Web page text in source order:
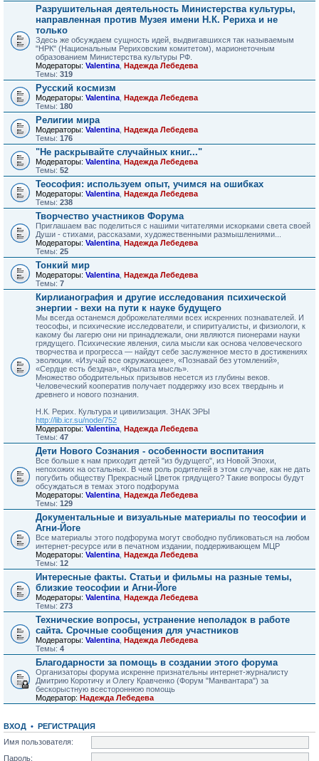
Разрушительная деятельность Министерства культуры,
направленная против Музея имени Н.К. Рериха и не
только
Здесь же обсуждаем сущность идей, выдвигавшихся так называемым
"НРК" (Национальным Рериховским комитетом), марионеточным
образованием Министерства культуры РФ.
Модераторы: Valentina Надежда Лебедева
Темы: 319
Русский космизм
Модераторы: Valentina Надежда Лебедева
Темы: 180
Религии мира
Модераторы: Valentina Надежда Лебедева
Темы: 176
"Не раскрывайте случайных книг..."
Модераторы: Valentina Надежда Лебедева
Темы: 52
Теософия: используем опыт, учимся на ошибках
Модераторы: Valentina Надежда Лебедева
Темы: 238
Творчество участников Форума
Приглашаем вас поделиться с нашими читателями искорками света своей
Души - стихами, рассказами, художественными размышлениями...
Модераторы: Valentina Надежда Лебедева
Темы: 25
Тонкий мир
Модераторы: Valentina Надежда Лебедева
Темы: 7
Кирлианография и другие исследования психической
энергии - вехи на пути к науке будущего
Мы всегда останемся доброжелателями всех искренних познавателей. И
теософы, и психические исследователи, и спи­ритуалисты, и физиологи, к
какому бы лагерю они ни принад­лежали, они являются пионерами науки
грядущего. Психичес­кие явления, сила мысли как основа человеческого
творчества и прогресса — найдут себе заслуженное место в достижениях
эволюции. «Изучай все окружающее», «Познавай без утомле­ний»,
«Сердце есть бездна», «Крылата мысль».
Множество ободрительных призывов несется из глубины веков.
Человеческий кооператив получает поддержку изо всех твердынь и
древнего и нового познания.
Н.К. Рерих. Культура и цивилизация. ЗНАК ЭРЫ
http://lib.icr.su/node/752
Модераторы: Valentina Надежда Лебедева
Темы: 47
Дети Нового Сознания - особенности воспитания
Все больше к нам приходит детей "из будущего", из Новой Эпохи,
непохожих на остальных. В чем роль родителей в этом случае, как не дать
погубить обществу Прекрасный Цветок грядущего? Такие вопросы будут
обсуждаться в темах этого подфорума
Модераторы: Valentina Надежда Лебедева
Темы: 129
Документальные и визуальные материалы по теософии и
Агни-Йоге
Все материалы этого подфорума могут свободно публиковаться на любом
интернет-ресурсе или в печатном издании, поддерживающем МЦР
Модераторы: Valentina Надежда Лебедева
Темы: 12
Интересные факты. Статьи и фильмы на разные темы,
близкие теософии и Агни-Йоге
Модераторы: Valentina Надежда Лебедева
Темы: 273
Технические вопросы, устранение неполадок в работе
сайта. Срочные сообщения для участников
Модераторы: Valentina Надежда Лебедева
Темы: 4
Благодарности за помощь в создании этого форума
Организаторы форума искренне признательны интернет-журналисту
Дмитрию Коротичу и Олегу Кравченко (Форум "Манвантара") за
бескорыстную всестороннюю помощь
Модератор: Надежда Лебедева
ВХОД • РЕГИСТРАЦИЯ
Имя пользователя:
Пароль: